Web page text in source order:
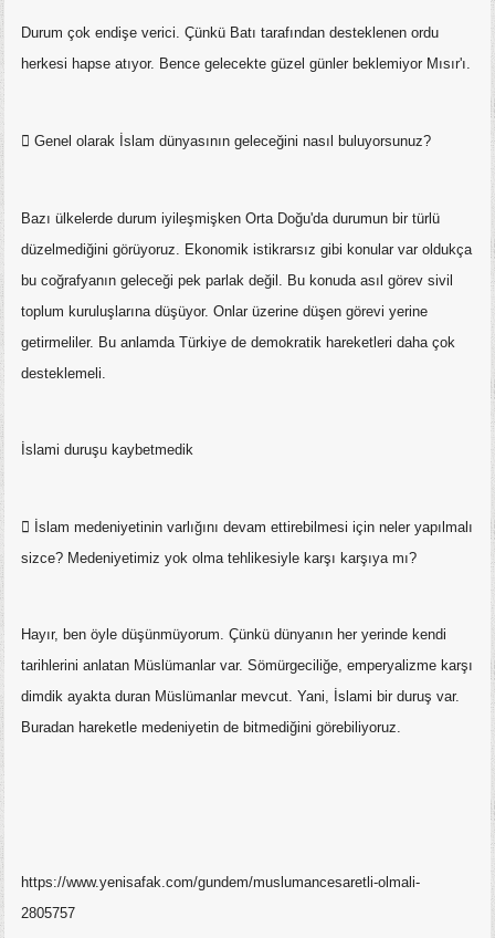
Durum çok endişe verici. Çünkü Batı tarafından desteklenen ordu
herkesi hapse atıyor. Bence gelecekte güzel günler beklemiyor Mısır'ı.
 Genel olarak İslam dünyasının geleceğini nasıl buluyorsunuz?
Bazı ülkelerde durum iyileşmişken Orta Doğu'da durumun bir türlü
düzelmediğini görüyoruz. Ekonomik istikrarsız gibi konular var oldukça
bu coğrafyanın geleceği pek parlak değil. Bu konuda asıl görev sivil
toplum kuruluşlarına düşüyor. Onlar üzerine düşen görevi yerine
getirmeliler. Bu anlamda Türkiye de demokratik hareketleri daha çok
desteklemeli.
İslami duruşu kaybetmedik
 İslam medeniyetinin varlığını devam ettirebilmesi için neler yapılmalı
sizce? Medeniyetimiz yok olma tehlikesiyle karşı karşıya mı?
Hayır, ben öyle düşünmüyorum. Çünkü dünyanın her yerinde kendi
tarihlerini anlatan Müslümanlar var. Sömürgeciliğe, emperyalizme karşı
dimdik ayakta duran Müslümanlar mevcut. Yani, İslami bir duruş var.
Buradan hareketle medeniyetin de bitmediğini görebiliyoruz.
https://www.yenisafak.com/gundem/muslumancesaretli-olmali-
2805757